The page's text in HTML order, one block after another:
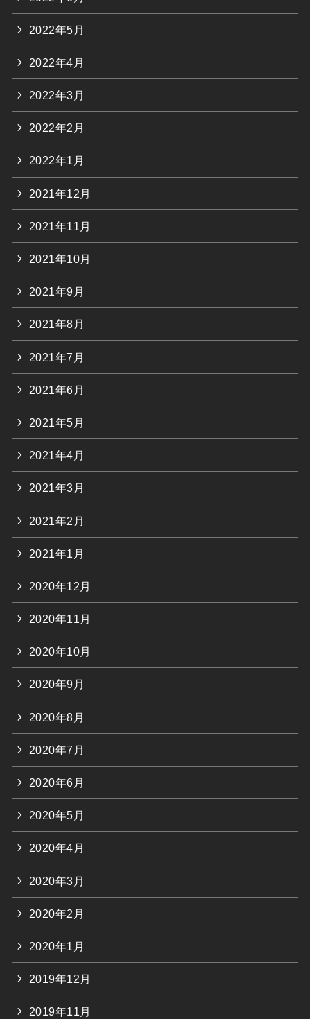
2022年5月
2022年4月
2022年3月
2022年2月
2022年1月
2021年12月
2021年11月
2021年10月
2021年9月
2021年8月
2021年7月
2021年6月
2021年5月
2021年4月
2021年3月
2021年2月
2021年1月
2020年12月
2020年11月
2020年10月
2020年9月
2020年8月
2020年7月
2020年6月
2020年5月
2020年4月
2020年3月
2020年2月
2020年1月
2019年12月
2019年11月